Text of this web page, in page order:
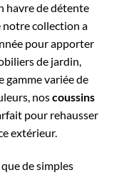
havre de détente
notre collection a
pour apporter
de jardin,
gamme variée de
noscoussins
pour rehausser
extérieur.
de simples